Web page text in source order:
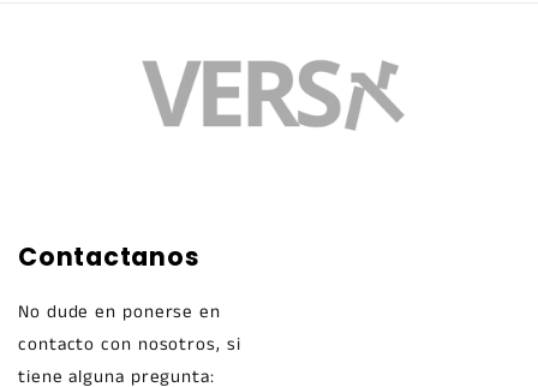
Contactanos
No dude en ponerse en
contacto con nosotros, si
tiene alguna pregunta: